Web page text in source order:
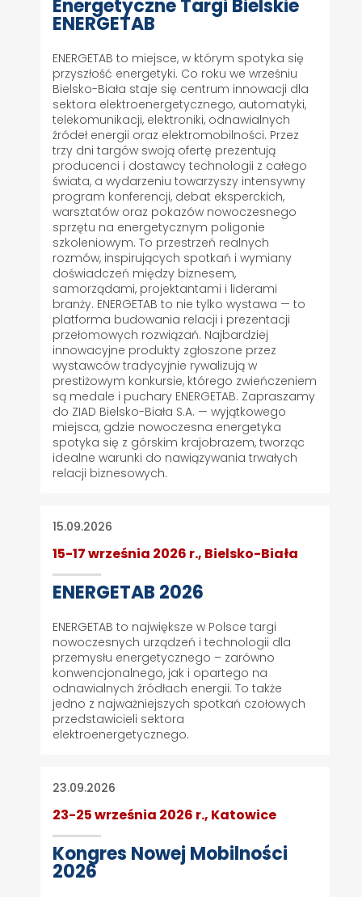
Energetyczne Targi Bielskie
ENERGETAB
ENERGETAB to miejsce, w którym spotyka się
przyszłość energetyki. Co roku we wrześniu
Bielsko-Biała staje się centrum innowacji dla
sektora elektroenergetycznego, automatyki,
telekomunikacji, elektroniki, odnawialnych
źródeł energii oraz elektromobilności. Przez
trzy dni targów swoją ofertę prezentują
producenci i dostawcy technologii z całego
świata, a wydarzeniu towarzyszy intensywny
program konferencji, debat eksperckich,
warsztatów oraz pokazów nowoczesnego
sprzętu na energetycznym poligonie
szkoleniowym. To przestrzeń realnych
rozmów, inspirujących spotkań i wymiany
doświadczeń między biznesem,
samorządami, projektantami i liderami
branży. ENERGETAB to nie tylko wystawa — to
platforma budowania relacji i prezentacji
przełomowych rozwiązań. Najbardziej
innowacyjne produkty zgłoszone przez
wystawców tradycyjnie rywalizują w
prestiżowym konkursie, którego zwieńczeniem
są medale i puchary ENERGETAB. Zapraszamy
do ZIAD Bielsko-Biała S.A. — wyjątkowego
miejsca, gdzie nowoczesna energetyka
spotyka się z górskim krajobrazem, tworząc
idealne warunki do nawiązywania trwałych
relacji biznesowych.
15.09.2026
15-17 września 2026 r., Bielsko-Biała
ENERGETAB 2026
ENERGETAB to największe w Polsce targi
nowoczesnych urządzeń i technologii dla
przemysłu energetycznego – zarówno
konwencjonalnego, jak i opartego na
odnawialnych źródłach energii. To także
jedno z najważniejszych spotkań czołowych
przedstawicieli sektora
elektroenergetycznego.
23.09.2026
23-25 września 2026 r., Katowice
Kongres Nowej Mobilności
2026